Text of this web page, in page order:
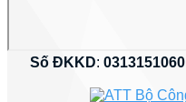
Số ĐKKD:0313151060